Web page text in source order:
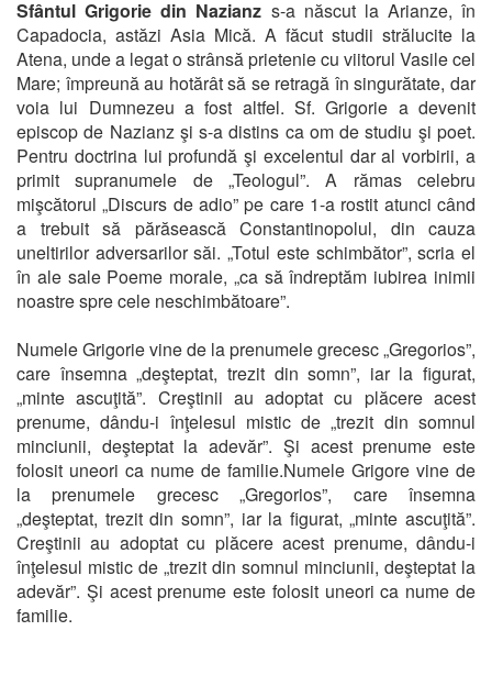
Sfântul Grigorie din Nazianz s-a născut la Arianze, în
Capadocia, astăzi Asia Mică. A făcut studii strălucite la
Atena, unde a legat o strânsă prietenie cu viitorul Vasile cel
Mare; împreună au hotărât să se retragă în singurătate, dar
voia lui Dumnezeu a fost altfel. Sf. Grigorie a devenit
episcop de Nazianz şi s-a distins ca om de studiu şi poet.
Pentru doctrina lui profundă şi excelentul dar al vorbirii, a
primit supranumele de „Teologul”. A rămas celebru
mişcătorul „Discurs de adio” pe care 1-a rostit atunci când
a trebuit să părăsească Constantinopolul, din cauza
uneltirilor adversarilor săi. „Totul este schimbător”, scria el
în ale sale Poeme morale, „ca să îndreptăm iubirea inimii
noastre spre cele neschimbătoare”.
Numele Grigorie vine de la prenumele grecesc „Gregorios”,
care însemna „deşteptat, trezit din somn”, iar la figurat,
„minte ascuţită”. Creştinii au adoptat cu plăcere acest
prenume, dându-i înţelesul mistic de „trezit din somnul
minciunii, deşteptat la adevăr”. Şi acest prenume este
folosit uneori ca nume de familie.Numele Grigore vine de
la prenumele grecesc „Gregorios”, care însemna
„deşteptat, trezit din somn”, iar la figurat, „minte ascuţită”.
Creştinii au adoptat cu plăcere acest prenume, dându-i
înţelesul mistic de „trezit din somnul minciunii, deşteptat la
adevăr”. Şi acest prenume este folosit uneori ca nume de
familie.